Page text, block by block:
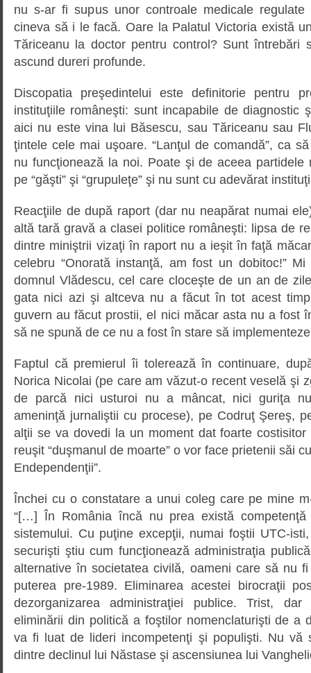
nu s-ar fi supus unor controale medicale
cineva să i le facă. Oare la Palatul Victoria există
Tăriceanu la doctor pentru control? Sunt întrebări
ascund dureri profunde.
Discopatia preşedintelui este definitorie pentru
instituţiile româneşti: sunt incapabile de diagnostic
aici nu este vina lui Băsescu, sau Tăriceanu sau
ţintele cele mai uşoare. “Lanţul de comandă”, ca
nu funcţionează la noi. Poate şi de aceea partidele
pe “găşti” şi “grupuleţe” şi nu sunt cu adevărat
Reacţiile de după raport (dar nu neapărat numai
altă tară gravă a clasei politice româneşti: lipsa de
dintre miniştrii vizaţi în raport nu a ieşit în faţă
celebru “Onorată instanţă, am fost un dobitoc!”
domnul Vlădescu, cel care cloceşte de un an de
gata nici azi şi altceva nu a făcut în tot acest
guvern au făcut prostii, el nici măcar asta nu a fost
să ne spună de ce nu a fost în stare să
Faptul că premierul îi tolerează în continuare,
Norica Nicolai (pe care am văzut-o recent veselă şi
de parcă nici usturoi nu a mâncat, nici guriţa
ameninţă jurnaliştii cu procese), pe Codruţ Şereş,
alţii se va dovedi la un moment dat foarte
reuşit “duşmanul de moarte” o vor face prietenii săi
Endependenţii”.
Închei cu o constatare a unui coleg care pe mine
“[…] În România încă nu prea există competenţă
sistemului. Cu puţine excepţii, numai foştii UTC-
securişti ştiu cum funcţionează administraţia
alternative în societatea civilă, oameni care să nu
puterea pre-1989. Eliminarea acestei birocraţii
dezorganizarea administraţiei publice. Trist,
eliminării din politică a foştilor nomenclaturişti de a
va fi luat de lideri incompetenţi şi populişti. Nu vă
dintre declinul lui Năstase şi ascensiunea lui